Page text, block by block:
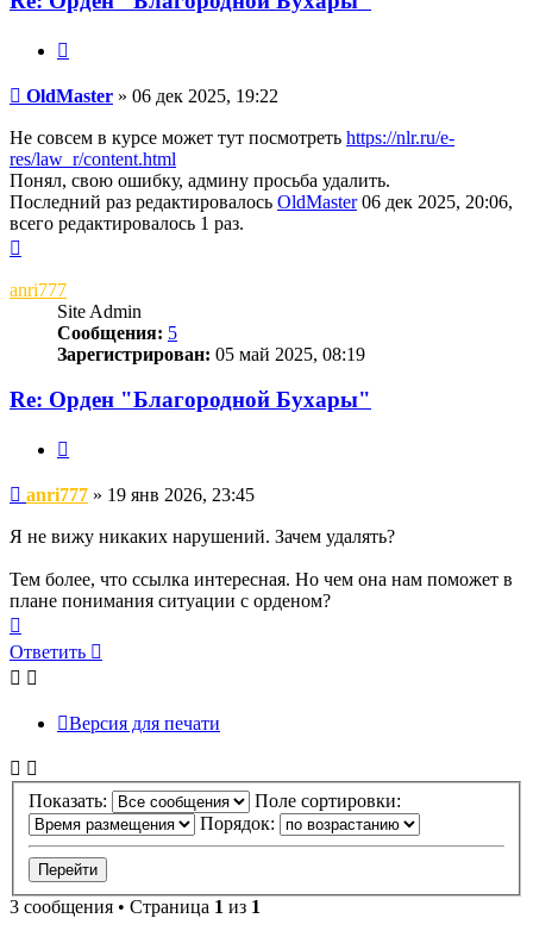
Сообщение
OldMaster » 06 дек 2025, 19:22
Не совсем в курсе может тут посмотреть https://nlr.ru/e-
res/law_r/content.html
Понял, свою ошибку, админу просьба удалить.
Последний раз редактировалось OldMaster06 дек 2025, 20:06,
всего редактировалось 1 раз.
началу
anri777
Site Admin
Сообщения: 5
Зарегистрирован: 05 май 2025, 08:19
Re: Орден "Благородной Бухары"
Сообщение
anri777 » 19 янв 2026, 23:45
Я не вижу никаких нарушений. Зачем удалять?
Тем более, что ссылка интересная. Но чем она нам поможет в
плане понимания ситуации с орденом?
к
началу
Ответить
Версия для печати
Показать:
Поле сортировки:
Порядок:
3 сообщения • Страница 1 из 1